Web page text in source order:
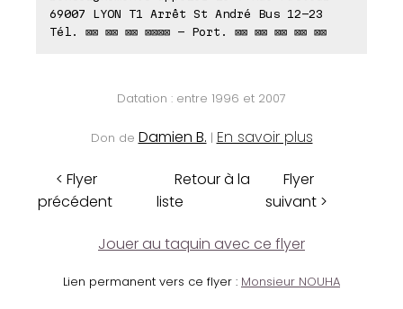
69007 LYON T1 Arrêt St André Bus 12-23
Tél. ⊠⊠ ⊠⊠ ⊠⊠ ⊠⊠⊠⊠ - Port. ⊠⊠ ⊠⊠ ⊠⊠ ⊠⊠ ⊠⊠
Datation : entre 1996 et 2007
Don de Damien B. | En savoir plus
< Flyer
précédent
Retour à la
liste
Flyer
suivant >
Jouer au taquin avec ce flyer
Lien permanent vers ce flyer : Monsieur NOUHA